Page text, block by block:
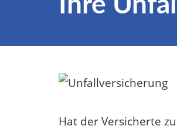
Hat der Versicherte